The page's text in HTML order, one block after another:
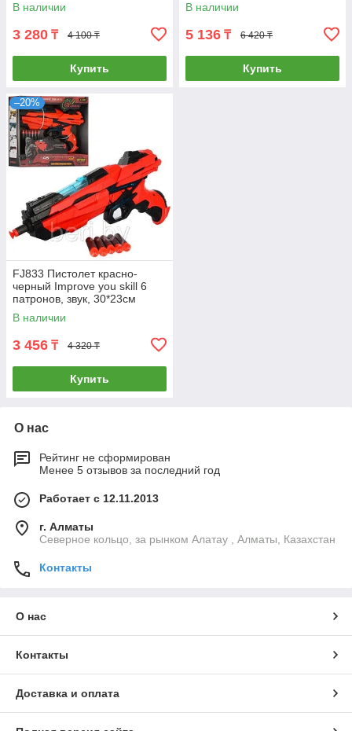
В наличии
3 280 ₸ 4 100 ₸
Купить
В наличии
5 136 ₸ 6 420 ₸
Купить
–20%
FJ833 Пистолет красно-
черный Improve you skill 6
патронов, звук, 30*23см
В наличии
3 456 ₸ 4 320 ₸
Купить
О нас
Рейтинг не сформирован
Менее 5 отзывов за последний год
Работает с 12.11.2013
г. Алматы
Северное кольцо, за рынком Алатау , Алматы, Казахстан
Контакты
О нас
Контакты
Доставка и оплата